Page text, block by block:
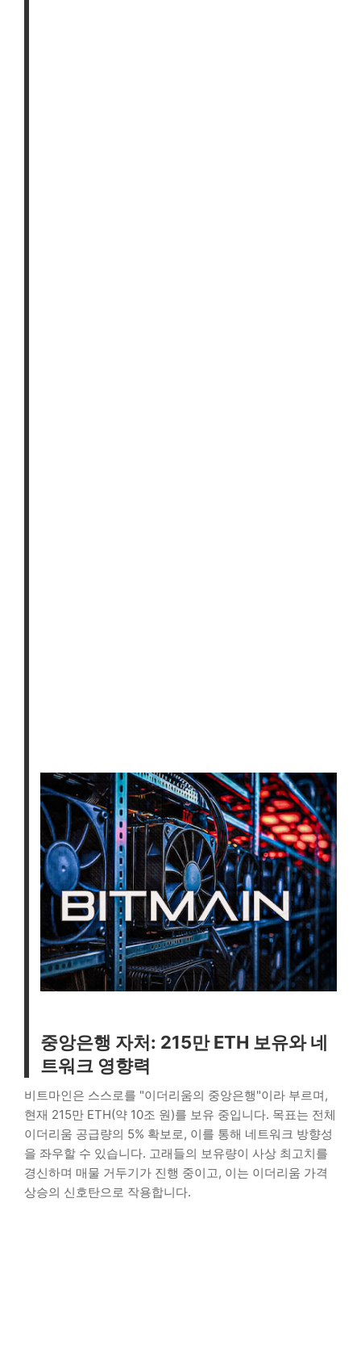
중앙은행 자처: 215만 ETH 보유와 네
트워크 영향력
비트마인은 스스로를 "이더리움의 중앙은행"이라 부르며,
현재 215만 ETH(약 10조 원)를 보유 중입니다. 목표는 전체
이더리움 공급량의 5% 확보로, 이를 통해 네트워크 방향성
을 좌우할 수 있습니다. 고래들의 보유량이 사상 최고치를
경신하며 매물 거두기가 진행 중이고, 이는 이더리움 가격
상승의 신호탄으로 작용합니다.